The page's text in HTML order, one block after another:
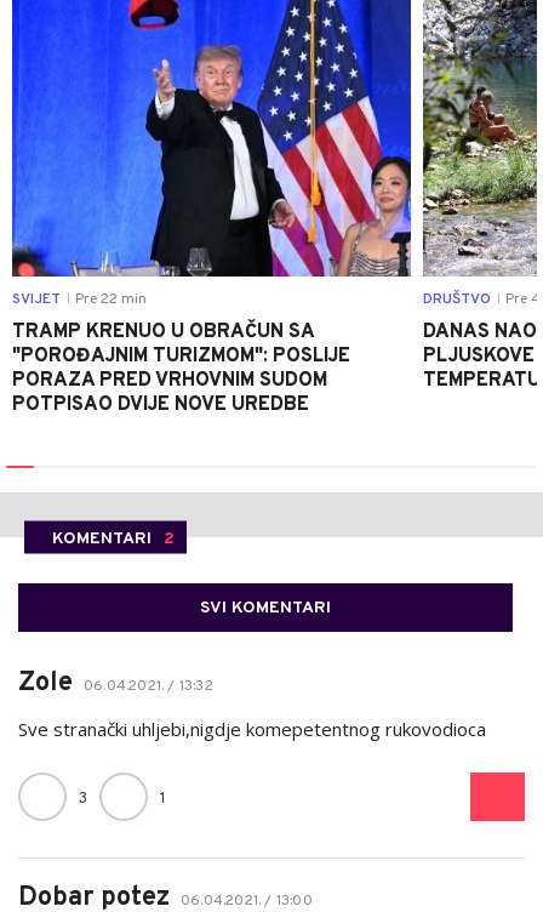
SVIJET Pre 22 min
TRAMP KRENUO U OBRAČUN SA
"POROĐAJNIM TURIZMOM": POSLIJE
PORAZA PRED VRHOVNIM SUDOM
POTPISAO DVIJE NOVE UREDBE
DRUŠTVO Pre
DANAS
PLJUSKOVE
KOMENTARI 2
SVI KOMENTARI
Zole 06.04.2021. / 13:32
Sve stranački uhljebi,nigdje komepetentnog rukovodioca
3 1
Dobar potez 06.04.2021. / 13:00